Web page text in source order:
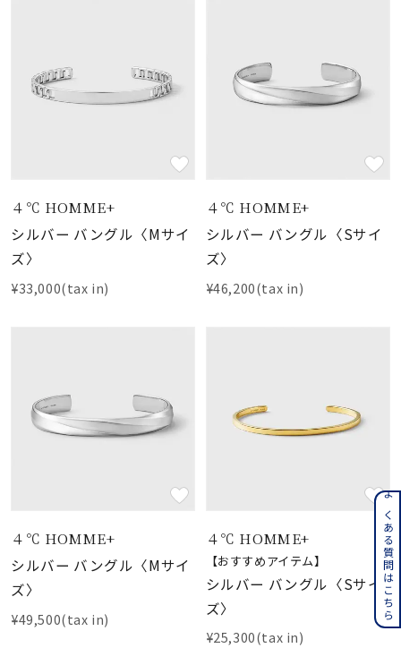
４℃ HOMME+
シルバー バングル〈Mサイ
ズ〉
¥33,000(tax in)
４℃ HOMME+
シルバー バングル〈Sサイ
ズ〉
¥46,200(tax in)
４℃ HOMME+
シルバー バングル〈Mサイ
ズ〉
¥49,500(tax in)
４℃ HOMME+
【おすすめアイテム】
シルバー バングル〈Sサイ
ズ〉
¥25,300(tax in)
よくある質問はこちら